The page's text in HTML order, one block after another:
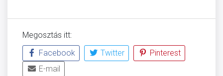
Megosztás itt:
Facebook
Twitter
Pinterest
E-mail